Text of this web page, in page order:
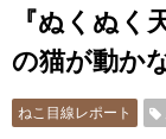
『ぬくぬ
の猫が動か
ねこ目線レポート